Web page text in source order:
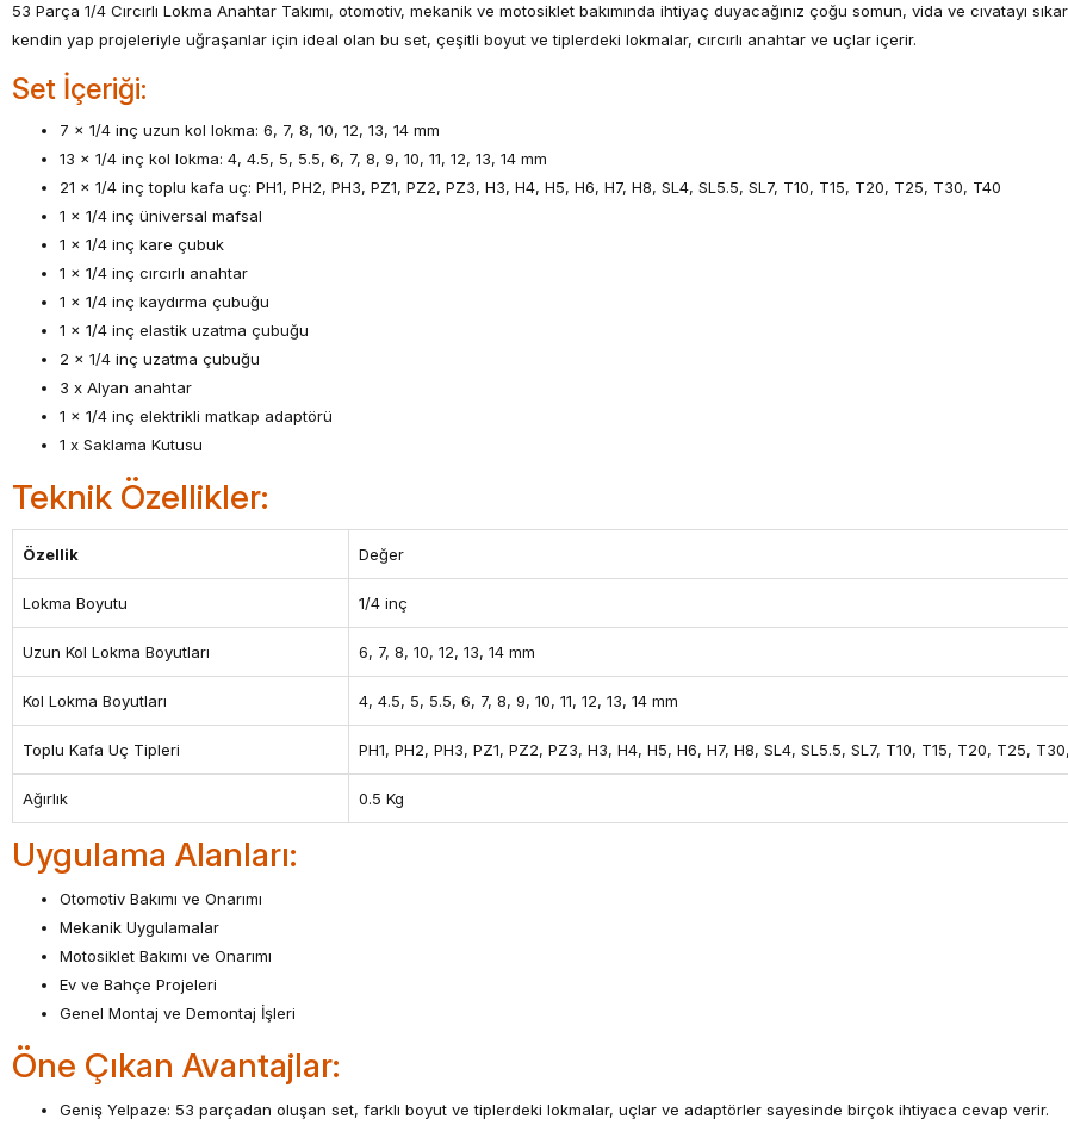
53 Parça 1/4 Cırcırlı Lokma Anahtar Takımı, otomotiv, mekanik ve motosiklet bakımında ihtiyaç duyacağınız çoğu somun, vida ve cıvatayı
kendin yap projeleriyle uğraşanlar için ideal olan bu set, çeşitli boyut ve tiplerdeki lokmalar, cırcırlı anahtar ve uçlar içerir.
Set İçeriği:
7 x 1/4 inç uzun kol lokma: 6, 7, 8, 10, 12, 13, 14 mm
13 x 1/4 inç kol lokma: 4, 4.5, 5, 5.5, 6, 7, 8, 9, 10, 11, 12, 13, 14 mm
21 x 1/4 inç toplu kafa uç: PH1, PH2, PH3, PZ1, PZ2, PZ3, H3, H4, H5, H6, H7, H8, SL4, SL5.5, SL7, T10, T15, T20, T25, T30, T40
1 x 1/4 inç üniversal mafsal
1 x 1/4 inç kare çubuk
1 x 1/4 inç cırcırlı anahtar
1 x 1/4 inç kaydırma çubuğu
1 x 1/4 inç elastik uzatma çubuğu
2 x 1/4 inç uzatma çubuğu
3 x Alyan anahtar
1 x 1/4 inç elektrikli matkap adaptörü
1 x Saklama Kutusu
Teknik Özellikler:
Özellik Değer
Lokma Boyutu 1/4 inç
Uzun Kol Lokma Boyutları 6, 7, 8, 10, 12, 13, 14 mm
Kol Lokma Boyutları 4, 4.5, 5, 5.5, 6, 7, 8, 9, 10, 11, 12, 13, 14 mm
Toplu Kafa Uç Tipleri PH1, PH2, PH3, PZ1, PZ2, PZ3, H3, H4, H5, H6, H7, H8, SL4, SL5.5, SL7, T10, T15, T20, T25,
Ağırlık 0.5 Kg
Uygulama Alanları:
Otomotiv Bakımı ve Onarımı
Mekanik Uygulamalar
Motosiklet Bakımı ve Onarımı
Ev ve Bahçe Projeleri
Genel Montaj ve Demontaj İşleri
Öne Çıkan Avantajlar:
Geniş Yelpaze: 53 parçadan oluşan set, farklı boyut ve tiplerdeki lokmalar, uçlar ve adaptörler sayesinde birçok ihtiyaca cevap verir.